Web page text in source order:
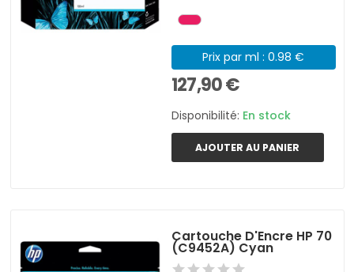
Prix par ml : 0.98 €
127,90 €
Disponibilité: En stock
AJOUTER AU PANIER
Cartouche D'Encre HP 70
(C9452A) Cyan